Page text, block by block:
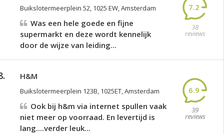
Buikslotermeerplein 52, 1025 EW, Amsterdam 7.2
38
reviews
Was een hele goede en fijne
supermarkt en deze wordt kennelijk
door de wijze van leiding...
H&M
Buikslotermeerplein 123B, 1025ET, Amsterdam 6.9
39
reviews
Ook bij h&m via internet spullen vaak
niet meer op voorraad. En levertijd is
lang....verder leuk...